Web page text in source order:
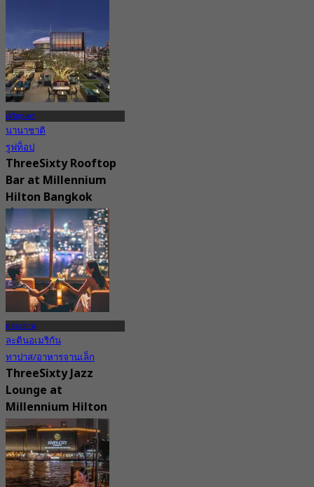
เจริญนคร
นานาชาติ
รูฟท็อป
ThreeSixty Rooftop
Bar at Millennium
Hilton Bangkok
4.8
2.2K การจอง
จาก฿ 899
คลองสาน
ละตินอเมริกัน
ทาปาส/อาหารจานเล็ก
ThreeSixty Jazz
Lounge at
Millennium Hilton
Bangkok
4.8
1.3K การจอง
จาก฿ 899